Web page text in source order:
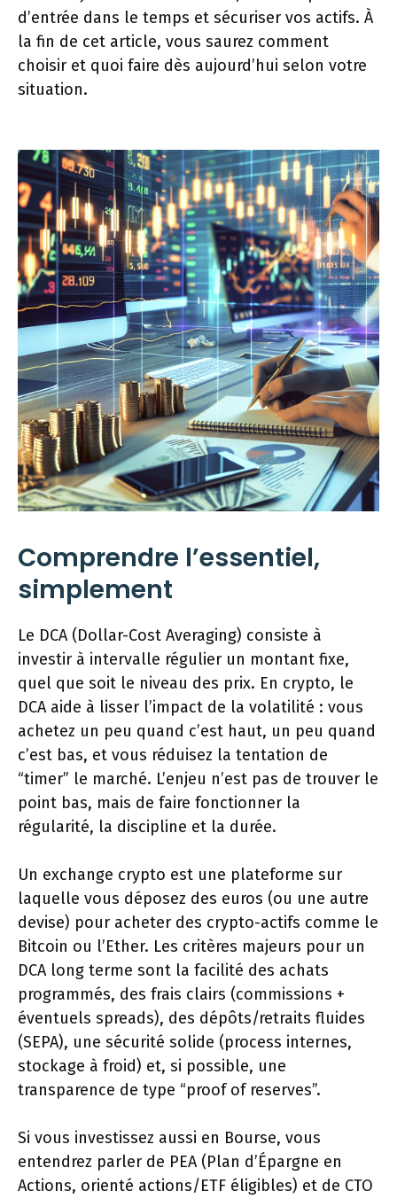
d’entrée dans le temps et sécuriser vos actifs. À
la fin de cet article, vous saurez comment
choisir et quoi faire dès aujourd’hui selon votre
situation.
Comprendre l’essentiel,
simplement
Le DCA (Dollar-Cost Averaging) consiste à
investir à intervalle régulier un montant fixe,
quel que soit le niveau des prix. En crypto, le
DCA aide à lisser l’impact de la volatilité : vous
achetez un peu quand c’est haut, un peu quand
c’est bas, et vous réduisez la tentation de
“timer” le marché. L’enjeu n’est pas de trouver le
point bas, mais de faire fonctionner la
régularité, la discipline et la durée.
Un exchange crypto est une plateforme sur
laquelle vous déposez des euros (ou une autre
devise) pour acheter des crypto-actifs comme le
Bitcoin ou l’Ether. Les critères majeurs pour un
DCA long terme sont la facilité des achats
programmés, des frais clairs (commissions +
éventuels spreads), des dépôts/retraits fluides
(SEPA), une sécurité solide (process internes,
stockage à froid) et, si possible, une
transparence de type “proof of reserves”.
Si vous investissez aussi en Bourse, vous
entendrez parler de PEA (Plan d’Épargne en
Actions, orienté actions/ETF éligibles) et de CTO